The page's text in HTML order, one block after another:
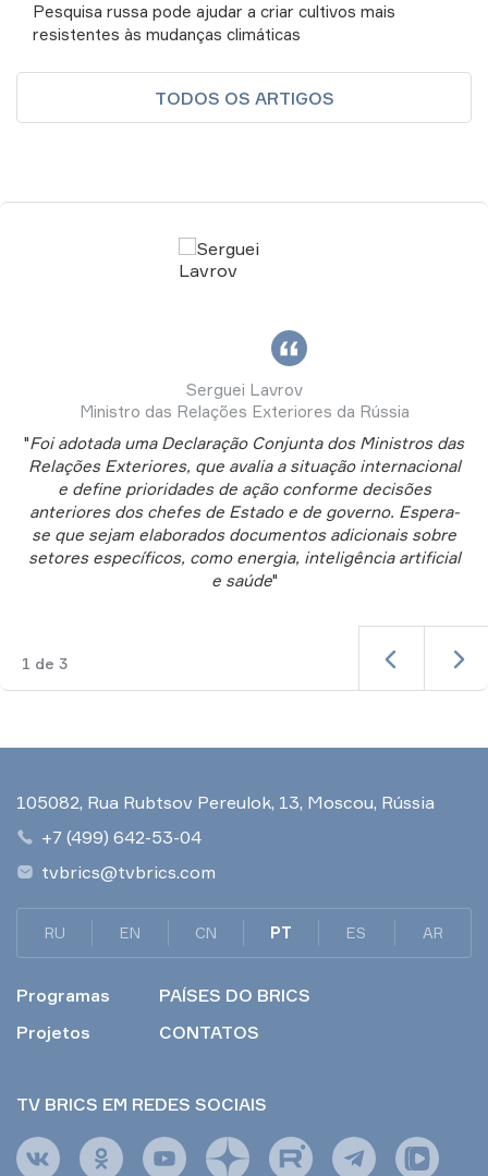
Pesquisa russa pode ajudar a criar cultivos mais
resistentes às mudanças climáticas
TODOS OS ARTIGOS
Serguei Lavrov
Ministro das Relações Exteriores da Rússia
"Foi adotada uma Declaração Conjunta dos Ministros das
Relações Exteriores, que avalia a situação internacional
e define prioridades de ação conforme decisões
anteriores dos chefes de Estado e de governo. Espera-
se que sejam elaborados documentos adicionais sobre
setores específicos, como energia, inteligência artificial
e saúde"
1 de 3
105082, Rua Rubtsov Pereulok, 13, Moscou, Rússia
+7 (499) 642-53-04
tvbrics@tvbrics.com
RU EN CN PT ES AR
Programas
Projetos
PAÍSES DO BRICS
CONTATOS
TV BRICS EM REDES SOCIAIS